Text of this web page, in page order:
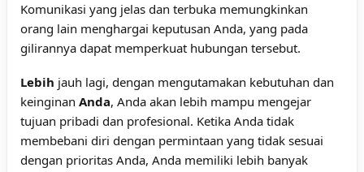
Komunikasi yang jelas dan terbuka memungkinkan
orang lain menghargai keputusan Anda, yang pada
gilirannya dapat memperkuat hubungan tersebut.
Lebih jauh lagi, dengan mengutamakan kebutuhan dan
keinginan Anda, Anda akan lebih mampu mengejar
tujuan pribadi dan profesional. Ketika Anda tidak
membebani diri dengan permintaan yang tidak sesuai
dengan prioritas Anda, Anda memiliki lebih banyak